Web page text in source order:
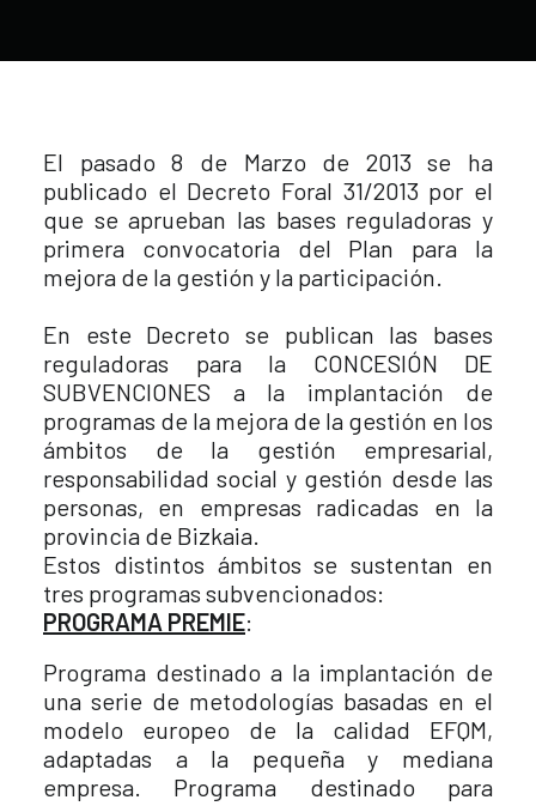
El pasado 8 de Marzo de 2013 se ha
publicado el Decreto Foral 31/2013 por el
que se aprueban las bases reguladoras y
primera convocatoria del Plan para la
mejora de la gestión y la participación.
En este Decreto se publican las bases
reguladoras para la CONCESIÓN DE
SUBVENCIONES a la implantación de
programas de la mejora de la gestión en los
ámbitos de la gestión empresarial,
responsabilidad social y gestión desde las
personas, en empresas radicadas en la
provincia de Bizkaia.
Estos distintos ámbitos se sustentan en
tres programas subvencionados:
PROGRAMA PREMIE:
Programa destinado a la implantación de
una serie de metodologías basadas en el
modelo europeo de la calidad EFQM,
adaptadas a la pequeña y mediana
empresa. Programa destinado para